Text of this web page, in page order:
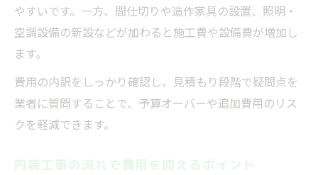
やすいです。一方、間仕切りや造作家具の設置、照明・
空調設備の新設などが加わると施工費や設備費が増加し
ます。
費用の内訳をしっかり確認し、見積もり段階で疑問点を
業者に質問することで、予算オーバーや追加費用のリス
クを軽減できます。
内装工事の流れで費用を抑えるポイント